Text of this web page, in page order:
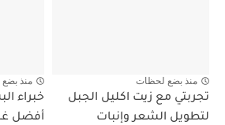
منذ بضع لحظات
تجربتي مع زيت اكليل الجبل
لتطويل الشعر وإنبات
منذ
خبراء
أفضل